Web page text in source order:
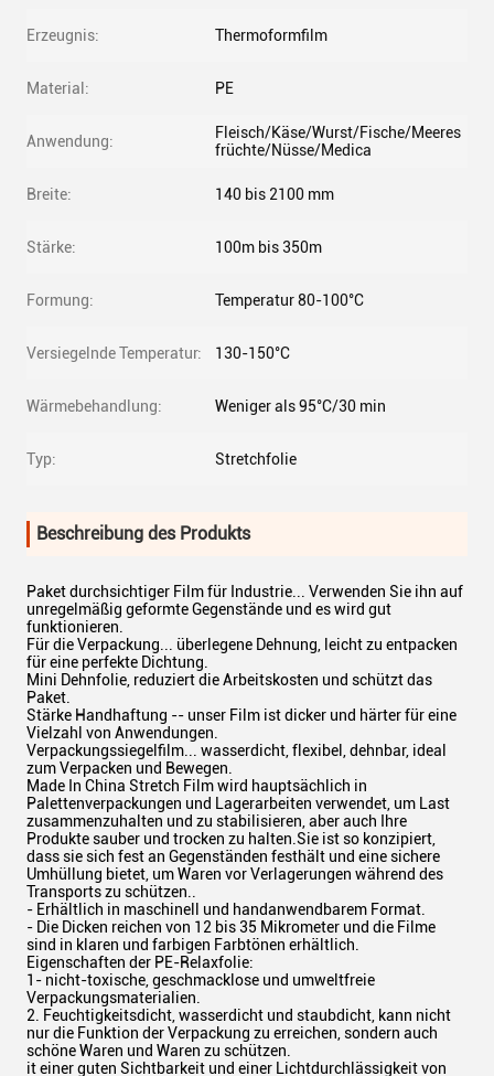
Erzeugnis: Thermoformfilm
Material: PE
Anwendung:
Fleisch/Käse/Wurst/Fische/Meeres
früchte/Nüsse/Medica
Breite: 140 bis 2100 mm
Stärke: 100m bis 350m
Formung: Temperatur 80-100°C
Versiegelnde Temperatur: 130-150°C
Wärmebehandlung: Weniger als 95°C/30 min
Typ: Stretchfolie
Beschreibung des Produkts
Paket durchsichtiger Film für Industrie... Verwenden Sie ihn auf
unregelmäßig geformte Gegenstände und es wird gut
funktionieren.
Für die Verpackung... überlegene Dehnung, leicht zu entpacken
für eine perfekte Dichtung.
Mini Dehnfolie, reduziert die Arbeitskosten und schützt das
Paket.
Stärke Handhaftung -- unser Film ist dicker und härter für eine
Vielzahl von Anwendungen.
Verpackungssiegelfilm... wasserdicht, flexibel, dehnbar, ideal
zum Verpacken und Bewegen.
Made In China Stretch Film wird hauptsächlich in
Palettenverpackungen und Lagerarbeiten verwendet, um Last
zusammenzuhalten und zu stabilisieren, aber auch Ihre
Produkte sauber und trocken zu halten.Sie ist so konzipiert,
dass sie sich fest an Gegenständen festhält und eine sichere
Umhüllung bietet, um Waren vor Verlagerungen während des
Transports zu schützen..
- Erhältlich in maschinell und handanwendbarem Format.
- Die Dicken reichen von 12 bis 35 Mikrometer und die Filme
sind in klaren und farbigen Farbtönen erhältlich.
Eigenschaften der PE-Relaxfolie:
1- nicht-toxische, geschmacklose und umweltfreie
Verpackungsmaterialien.
2. Feuchtigkeitsdicht, wasserdicht und staubdicht, kann nicht
nur die Funktion der Verpackung zu erreichen, sondern auch
schöne Waren und Waren zu schützen.
it einer guten Sichtbarkeit und einer Lichtdurchlässigkeit von